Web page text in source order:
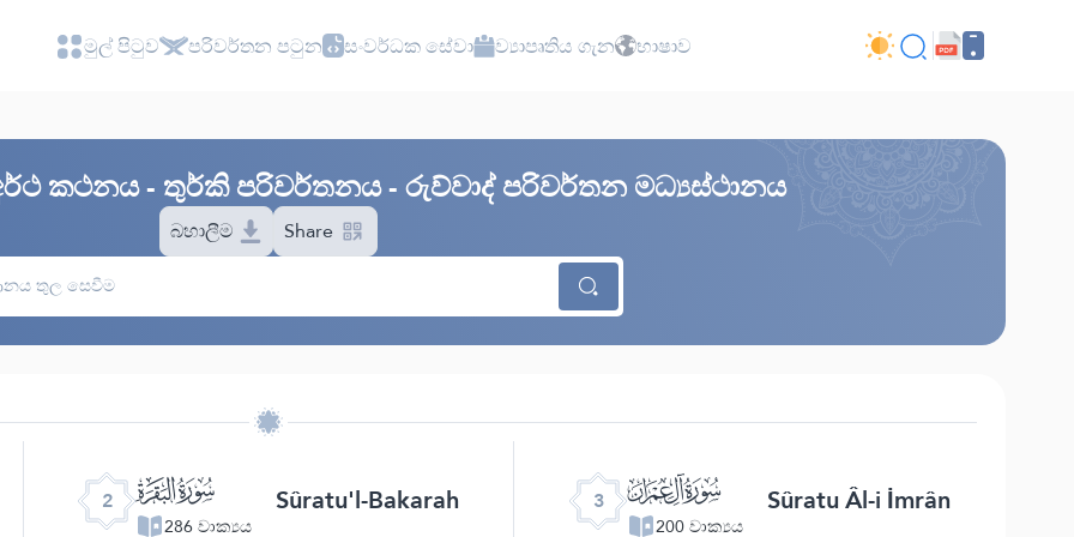
මුල් පිටුව පරිවර්තන පටුන සංවර්ධක සේවා ව්‍යාපෘතිය ගැන භාෂාව
කථනය - තුර්කි පරිවර්තනය - රුව්වාද් පරිවර්තන මධ්‍යස්ථානය
බහාලීම Share
2 ﮎ
286 වාක්‍යය
Sûratu'l-Bakarah 3 ﮏ
200 වාක්‍යය
Sûratu Âl-i İmrân